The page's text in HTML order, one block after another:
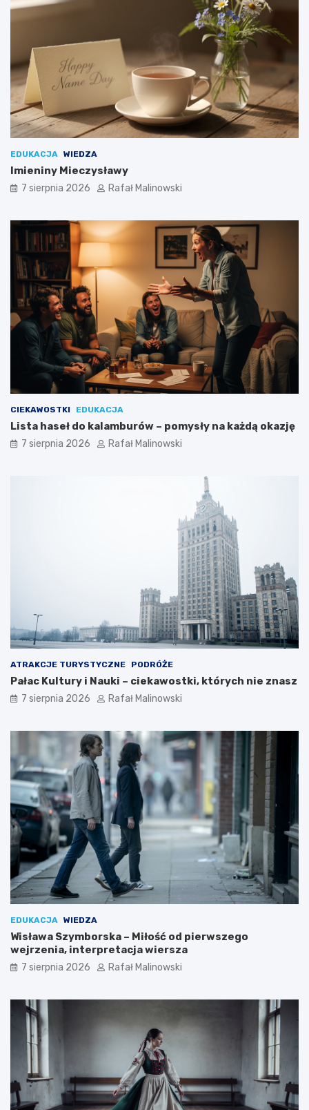
EDUKACJA WIEDZA
Imieniny Mieczysławy
7 sierpnia 2026 Rafał Malinowski
CIEKAWOSTKI EDUKACJA
Lista haseł do kalamburów – pomysły na każdą okazję
7 sierpnia 2026 Rafał Malinowski
ATRAKCJE TURYSTYCZNE PODRÓŻE
Pałac Kultury i Nauki – ciekawostki, których nie znasz
7 sierpnia 2026 Rafał Malinowski
EDUKACJA WIEDZA
Wisława Szymborska – Miłość od pierwszego
wejrzenia, interpretacja wiersza
7 sierpnia 2026 Rafał Malinowski